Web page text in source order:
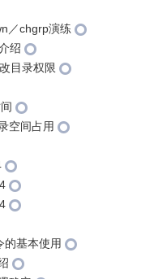
／chgrp演练
绍
目录权限
空间占用
的基本使用